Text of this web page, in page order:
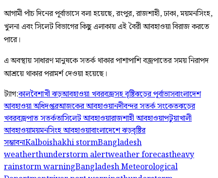
আগামী পাঁচ দিনের পূর্বাভাসে বলা হয়েছে, রংপুর, রাজশাহী, ঢাকা, ময়মনসিংহ,
খুলনা এবং সিলেট বিভাগের কিছু এলাকায় এই বৈরী আবহাওয়া বিরাজ করতে
পারে।
এ অবস্থায় সাধারণ মানুষকে সতর্ক থাকার পাশাপাশি বজ্রপাতের সময় নিরাপদ
আশ্রয়ে থাকার পরামর্শ দেওয়া হয়েছে।
ট্যাগ:কালবৈশাখী ঝড়আবহাওয়া খবরবজ্রসহ বৃষ্টিঝড়ের পূর্বাভাসবাংলাদেশ
আবহাওয়া অধিদপ্তরআজকের আবহাওয়ানদীবন্দর সতর্ক সংকেতঝড়ের
খবরবজ্রপাত সতর্কতাসিলেট আবহাওয়ারাজশাহী আবহাওয়াপটুয়াখালী
আবহাওয়াময়মনসিংহ আবহাওয়াবাংলাদেশে ঝড়বৃষ্টির
সম্ভাবনাKalboishakhi stormBangladesh
weatherthunderstorm alertweather forecastheavy
rainstorm warningBangladesh Meteorological